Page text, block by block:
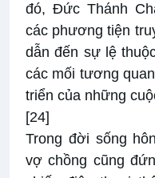
đó, Đức Thánh
các phương tiện
dẫn đến sự lệ
các mối tương
triển của những
[24]
Trong đời sống
vợ chồng cũng